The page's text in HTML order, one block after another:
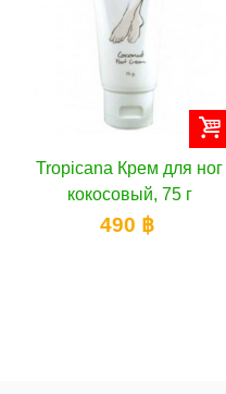
Крем для ног
кокосовый, 75 г
490 ฿